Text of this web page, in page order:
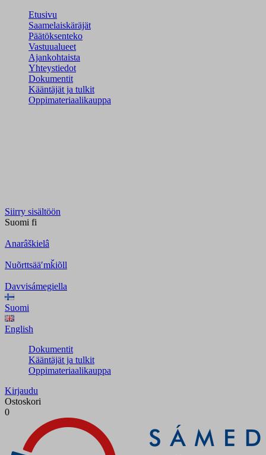
Etusivu
Saamelaiskäräjät
Päätöksenteko
Vastuualueet
Ajankohtaista
Yhteystiedot
Dokumentit
Kääntäjät ja tulkit
Oppimateriaalikauppa
Siirry sisältöön
Suomi fi
Anarâškielâ
Nuõrttsääʹmǩiõll
Davvisámegiella
Suomi
English
Dokumentit
Kääntäjät ja tulkit
Oppimateriaalikauppa
Kirjaudu
Ostoskori
0